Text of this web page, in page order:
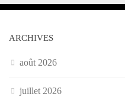
ARCHIVES
août 2026
juillet 2026